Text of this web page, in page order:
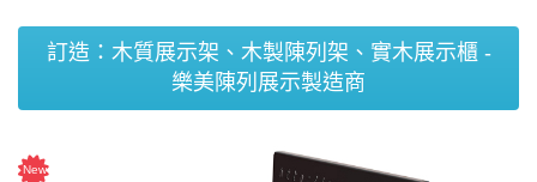
訂造：木質展示架、木製陳列架、實木展示櫃 -
樂美陳列展示製造商